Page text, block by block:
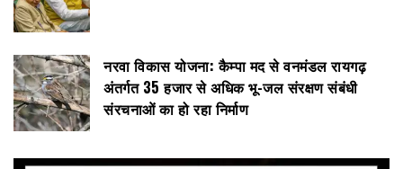
नरवा विकास योजना: कैम्पा मद से वनमंडल रायगढ़
अंतर्गत 35 हजार से अधिक भू-जल संरक्षण संबंधी
संरचनाओं का हो रहा निर्माण